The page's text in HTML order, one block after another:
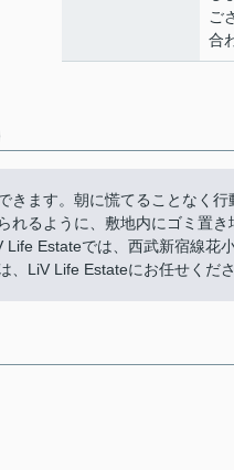
ご
合
ます。朝に慌てることなく
るように、敷地内にゴミ置
Estateでは、西武新宿線花
LiV Life Estateにお任せくださ